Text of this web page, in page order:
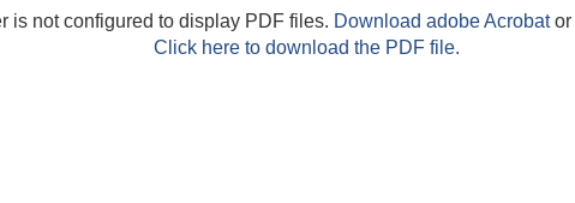
is not configured to display PDF files. Download adobe Acrobator
Click here to download the PDF file.